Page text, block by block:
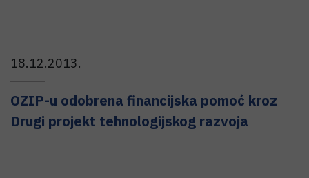
18.12.2013.
OZIP-u odobrena financijska pomoć kroz
Drugi projekt tehnologijskog razvoja